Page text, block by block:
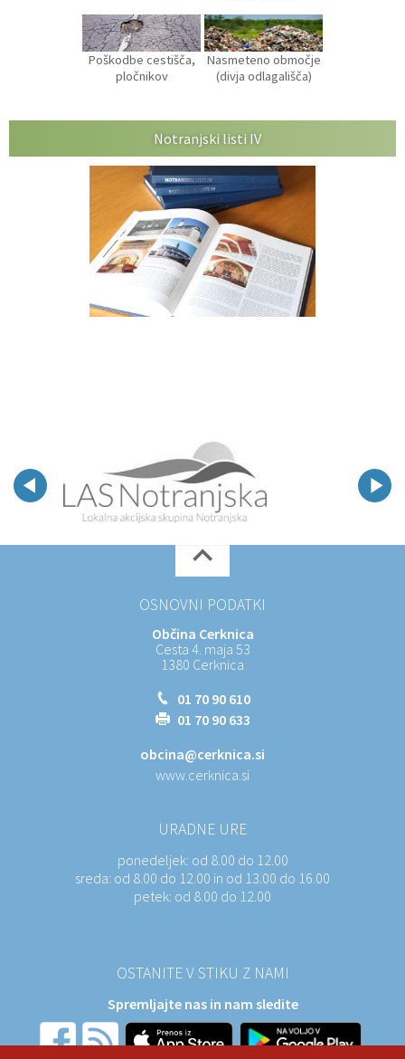
Poškodbe cestišča,
pločnikov
Nasmeteno območje
(divja odlagališča)
Notranjski listi IV
OSNOVNI PODATKI
Občina Cerknica
Cesta 4. maja 53
1380 Cerknica
01 70 90 610
01 70 90 633
obcina@cerknica.si
www.cerknica.si
URADNE URE
ponedeljek: od 8.00 do 12.00
sreda: od 8.00 do 12.00 in od 13.00 do 16.00
petek: od 8.00 do 12.00
OSTANITE V STIKU Z NAMI
Spremljajte nas in nam sledite